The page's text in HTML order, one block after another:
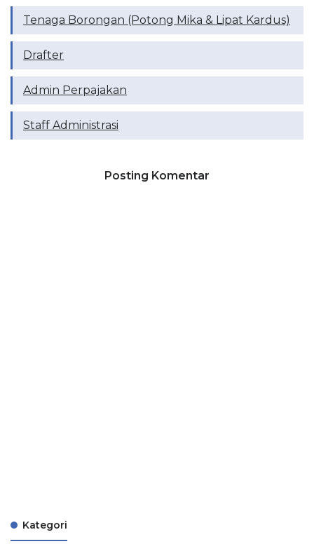
Tenaga Borongan (Potong Mika & Lipat Kardus)
Drafter
Admin Perpajakan
Staff Administrasi
Posting Komentar
Kategori